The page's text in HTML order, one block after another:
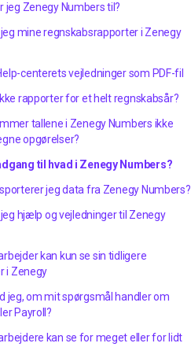
jeg Zenegy Numbers til?
mine regnskabsrapporter i Zenegy
centerets vejledninger som PDF-fil
rapporter for et helt regnskabsår?
tallene i Zenegy Numbers ikke
opgørelser?
til hvad i Zenegy Numbers?
jeg data fra Zenegy Numbers?
hjælp og vejledninger til Zenegy
kan kun se sin tidligere
i Zenegy
jeg, om mit spørgsmål handler om
Payroll?
kan se for meget eller for lidt